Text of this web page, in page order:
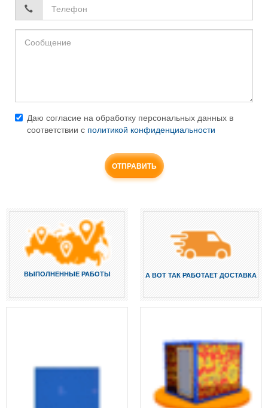
Даю согласие на обработку персональных данных в
соответствии с политикой конфиденциальности
ОТПРАВИТЬ
ВЫПОЛНЕННЫЕ РАБОТЫ А ВОТ ТАК РАБОТАЕТ ДОСТАВКА